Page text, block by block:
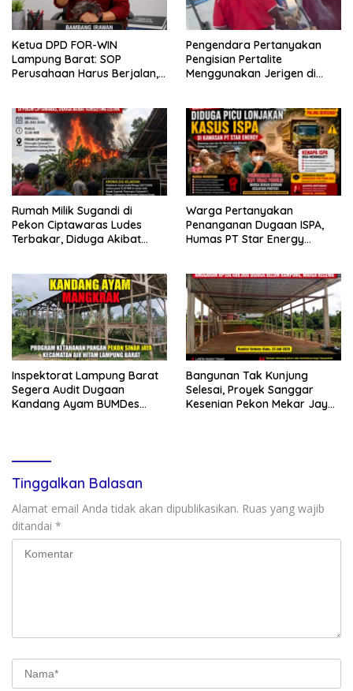
Ketua DPD FOR-WIN
Lampung Barat: SOP
Perusahaan Harus Berjalan,
Wartawan
Pengendara Pertanyakan
Pengisian Pertalite
Menggunakan Jerigen di
Rumah Milik Sugandi di
Pekon Ciptawaras Ludes
Terbakar, Diduga Akibat
Warga Pertanyakan
Penanganan Dugaan ISPA,
Humas PT Star Energy
Inspektorat Lampung Barat
Segera Audit Dugaan
Kandang Ayam BUMDes
Bangunan Tak Kunjung
Selesai, Proyek Sanggar
Kesenian Pekon Mekar Jaya
Tinggalkan Balasan
Alamat email Anda tidak akan dipublikasikan. Ruas yang wajib
ditandai *